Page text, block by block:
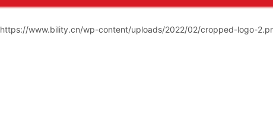
https://www.bility.cn/wp-content/uploads/2022/02/cropped-logo-